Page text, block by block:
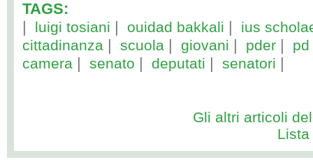
TAGS:
| luigi tosiani | ouidad bakkali | ius
cittadinanza | scuola | giovani | pder |
camera | senato | deputati | senatori |
Gli altri articoli